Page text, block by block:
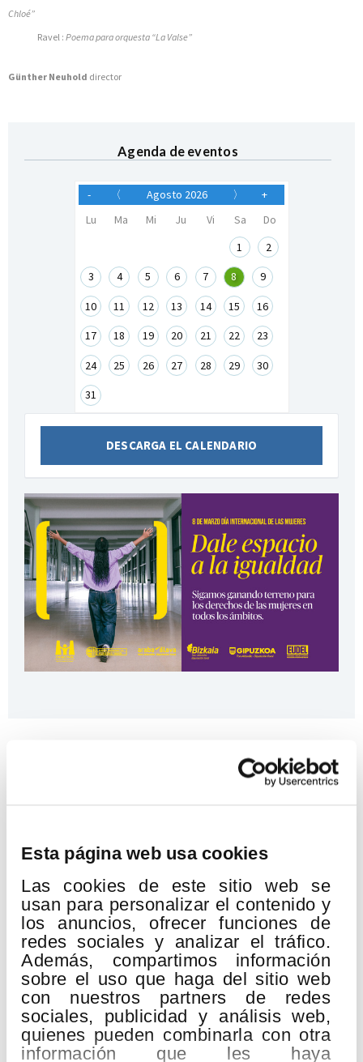
Esta página web usa cookies
Las cookies de este sitio web se
usan para personalizar el contenido y
los anuncios, ofrecer funciones de
redes sociales y analizar el tráfico.
Además, compartimos información
sobre el uso que haga del sitio web
con nuestros partners de redes
sociales, publicidad y análisis web,
quienes pueden combinarla con otra
información que les haya
Chloé”
Ravel : Poema para orquesta “La Valse”
Günther Neuhold director
Agenda de eventos
- 〈 Agosto 2026 〉
+
Lu
Ma Mi Ju Vi Sa
Do
1
2
3 4 5 6 7 8 9
10 11 12 13 14 15 16
17 18 19 20 21 22 23
24 25 26 27 28 29 30
31
DESCARGA EL CALENDARIO
Eventos relacionados
19
AGO